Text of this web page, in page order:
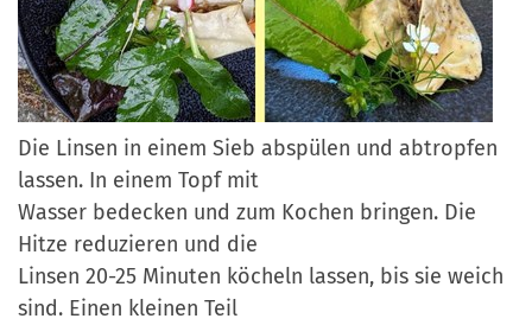
Die Linsen in einem Sieb abspülen und abtropfen
lassen. In einem Topf mit
Wasser bedecken und zum Kochen bringen. Die
Hitze reduzieren und die
Linsen 20-25 Minuten köcheln lassen, bis sie weich
sind. Einen kleinen Teil